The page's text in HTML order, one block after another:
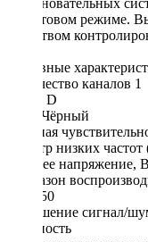
в мостовом режиме.
удобством
Основные
Количество каналов 1
Класс D
Цвет Чёрный
Входная
Фильтр низких
Рабочее напряжение,
Диапазон
10 - 250
Отношение сигнал/
Мощность